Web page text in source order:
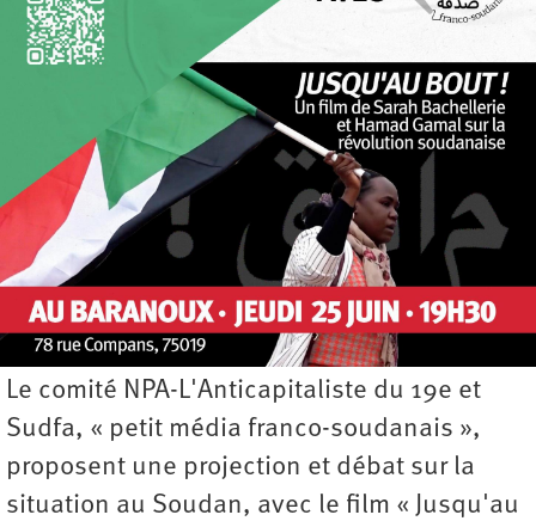
Le comité NPA-L'Anticapitaliste du 19e et
Sudfa, « petit média franco-soudanais »,
proposent une projection et débat sur la
situation au Soudan, avec le film « Jusqu'au